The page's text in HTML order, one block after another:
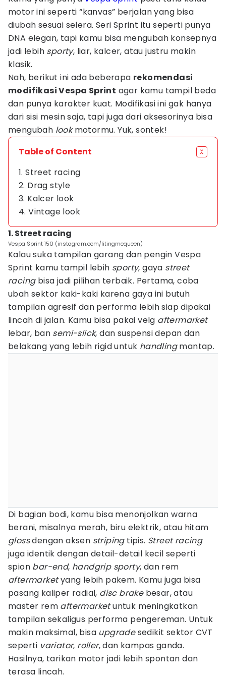
motor ini seperti “kanvas” berjalan yang bisa
diubah sesuai selera. Seri Sprint itu seperti punya
DNA elegan, tapi kamu bisa mengubah konsepnya
jadi lebih sporty, liar, kalcer, atau justru makin
klasik.
Nah, berikut ini ada beberapa rekomendasi
modifikasi Vespa Sprint agar kamu tampil beda
dan punya karakter kuat. Modifikasi ini gak hanya
dari sisi mesin saja, tapi juga dari aksesorinya bisa
mengubah lookmotormu. Yuk, sontek!
Table of Content
1. Street racing
2. Drag style
3. Kalcer look
4. Vintage look
1. Street racing
Vespa Sprint 150 (instagram.com/litingmcqueen)
Kalau suka tampilan garang dan pengin Vespa
Sprint kamu tampil lebih sporty, gaya street
racingbisa jadi pilihan terbaik. Pertama, coba
ubah sektor kaki-kaki karena gaya ini butuh
tampilan agresif dan performa lebih siap dipakai
lincah di jalan. Kamu bisa pakai velg aftermarket
lebar, ban semi-slick, dan suspensi depan dan
belakang yang lebih rigid untuk handlingmantap.
Di bagian bodi, kamu bisa menonjolkan warna
berani, misalnya merah, biru elektrik, atau hitam
glossdengan aksen striping tipis. Street racing
juga identik dengan detail-detail kecil seperti
spion bar-end, handgrip sporty, dan rem
aftermarketyang lebih pakem. Kamu juga bisa
pasang kaliper radial, disc brakebesar, atau
master rem aftermarketuntuk meningkatkan
tampilan sekaligus performa pengereman. Untuk
makin maksimal, bisa upgradesedikit sektor CVT
seperti variator, roller, dan kampas ganda.
Hasilnya, tarikan motor jadi lebih spontan dan
terasa lincah.